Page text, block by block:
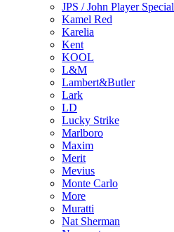
JPS / John Player Special
Kamel Red
Karelia
Kent
KOOL
L&M
Lambert&Butler
Lark
LD
Lucky Strike
Marlboro
Maxim
Merit
Mevius
Monte Carlo
More
Muratti
Nat Sherman